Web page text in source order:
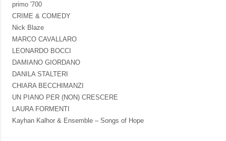
primo '700
CRIME & COMEDY
Nick Blaze
MARCO CAVALLARO
LEONARDO BOCCI
DAMIANO GIORDANO
DANILA STALTERI
CHIARA BECCHIMANZI
UN PIANO PER (NON) CRESCERE
LAURA FORMENTI
Kayhan Kalhor & Ensemble – Songs of Hope